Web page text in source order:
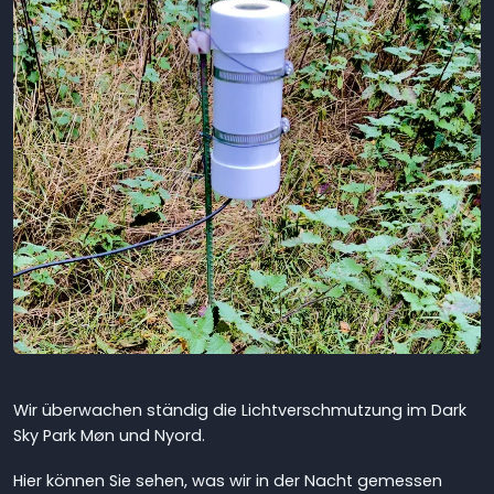
Wir überwachen ständig die Lichtverschmutzung im Dark
Sky Park Møn und Nyord.
Hier können Sie sehen, was wir in der Nacht gemessen